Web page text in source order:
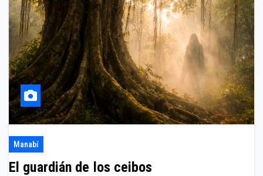
Manabí
El guardián de los ceibos